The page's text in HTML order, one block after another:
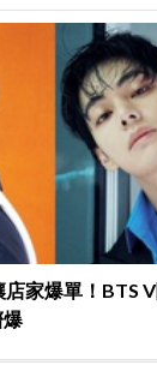
家爆單！BTS